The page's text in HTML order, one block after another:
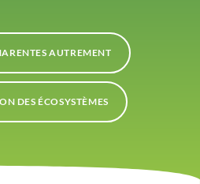
AUTREMENT
DES ÉCOSYSTÈMES